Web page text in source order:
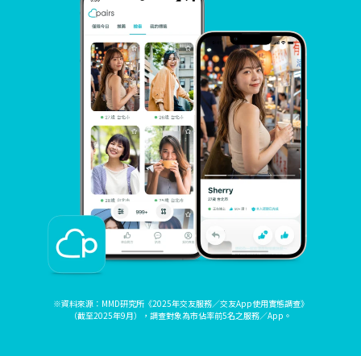
※資料來源：MMD研究所《2025年交友服務／交友App使用實態調查》
（截至2025年9月），調查對象為市佔率前5名之服務／App。